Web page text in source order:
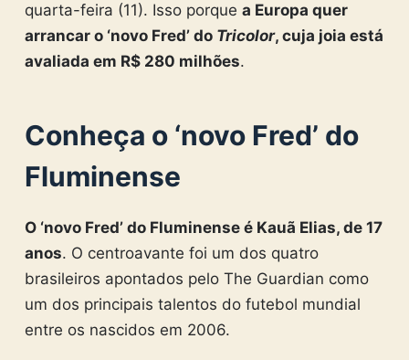
quarta-feira (11). Isso porque a Europa quer
arrancar o ‘novo Fred’ do Tricolor, cuja joia está
avaliada em R$ 280 milhões.
Conheça o ‘novo Fred’ do
Fluminense
O ‘novo Fred’ do Fluminense é Kauã Elias, de 17
anos. O centroavante foi um dos quatro
brasileiros apontados pelo The Guardian como
um dos principais talentos do futebol mundial
entre os nascidos em 2006.